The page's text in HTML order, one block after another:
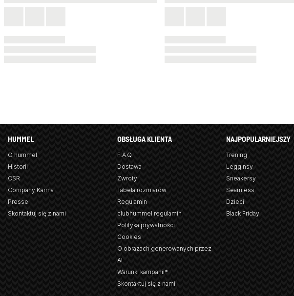
HUMMEL
O hummel
Historii
CSR
Company Karma
Presse
Skontaktuj się z nami
OBSŁUGA KLIENTA
F.A.Q
Dostawa
Zwroty
Tabela rozmiarów
Regulamin
clubhummel regulamin
Polityka prywatności
Cookies
O obrazach generowanych przez
AI
Warunki kampanii*
Skontaktuj się z nami
NAJPOPULARNIEJSZY
Trening
Legginsy
Sneakersy
Seamless
Dzieci
Black Friday